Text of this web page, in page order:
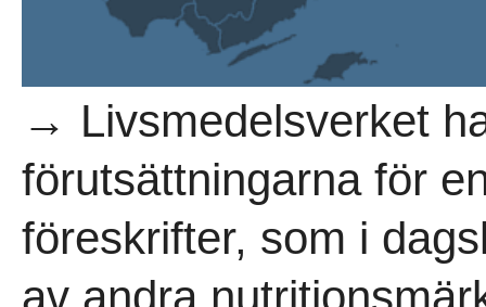
→ Livsmedelsverket
förutsättningarna för
föreskrifter, som i